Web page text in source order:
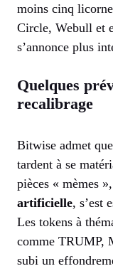
moins cinq
Circle, Webull et
s’annonce plus
Quelques
recalibrage
Bitwise admet
tardent à se
pièces « mèmes
artificielle, s’est
Les tokens à
comme TRUMP,
subi un